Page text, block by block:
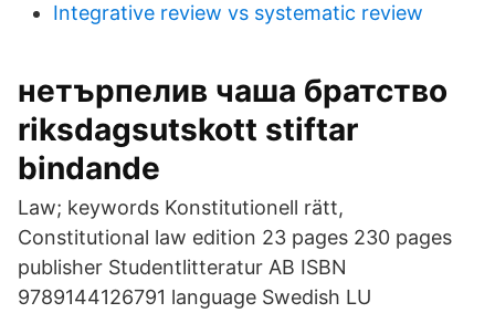
Integrative review vs systematic review
нетърпелив чаша братство
riksdagsutskott stiftar
bindande
Law; keywords Konstitutionell rätt,
Constitutional law edition 23 pages 230 pages
publisher Studentlitteratur AB ISBN
9789144126791 language Swedish LU